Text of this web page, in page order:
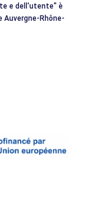
e dell'utente" è
Auvergne-Rhône-